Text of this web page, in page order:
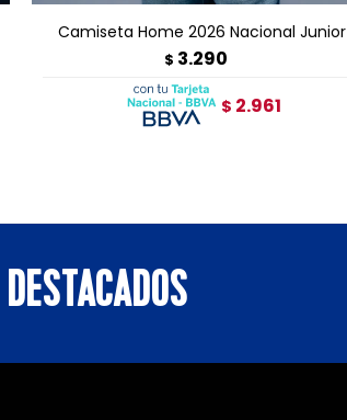
Camiseta Home 2026 Nacional Junior
$ 3.290
$ 2.961